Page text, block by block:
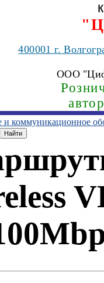
400001г.
ООО
и коммуникационное